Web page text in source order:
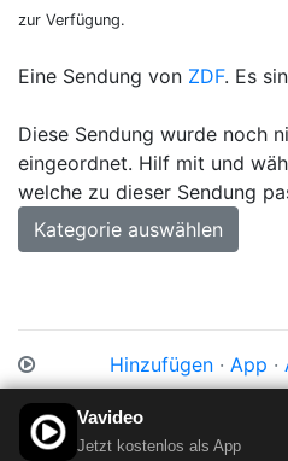
zur Verfügung.
Eine Sendung von ZDF. Es
Diese Sendung wurde noch
eingeordnet. Hilf mit und
welche zu dieser Sendung
Kategorie auswählen
Hinzufügen · App ·
Impressum
Vavideo
Jetzt kostenlos als App